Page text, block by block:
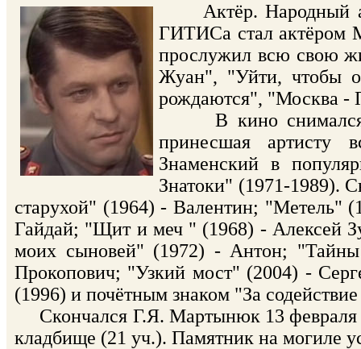
Актёр. Народный
ГИТИСа стал актёром
прослужил всю свою
Жуан", "Уйти, чтобы
рождаются", "Москва -
В кино снимался с
принесшая артисту
Знаменский в
Знатоки" (1971-1989).
старухой" (1964) - Валентин; "Метель"
Гайдай; "Щит и меч " (1968) - Алексей
моих сыновей" (1972) - Антон;
Прокопович; "Узкий мост" (2004) -
(1996) и почётным знаком "За
Скончался Г.Я. Мартынюк 13 февраля
кладбище (21 уч.). Памятник на могиле